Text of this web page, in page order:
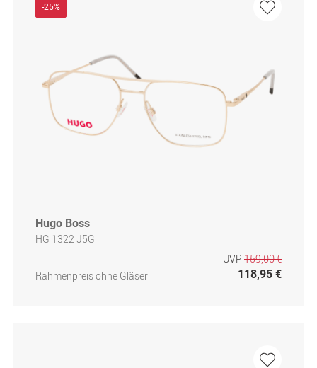
-25%
Hugo Boss
HG 1322 J5G
Rahmenpreis ohne Gläser
UVP 159,00 €
118,95 €